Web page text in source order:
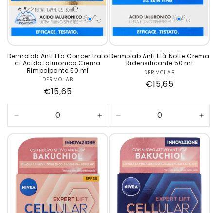
Dermolab Anti Età Concentrato
di Acido Ialuronico Crema
Rimpolpante 50 ml
Produttore:
DERMOLAB
Prezzo
di
listino
€15,65
quantità
per
Default
Title
Aumenta
quantità
per
Default
Dermolab Anti Età Notte Crema
Ridensificante 50 ml
Produttore:
DERMOLAB
Prezzo
listino
€15,65
quantità
per
Default
Title
per